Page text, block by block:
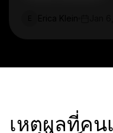
เหตุผลที่คน